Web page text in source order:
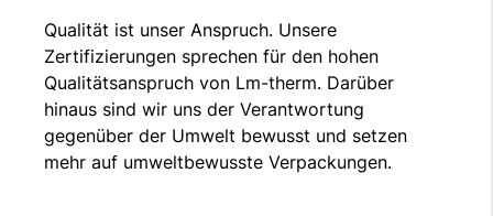
Qualität ist unser Anspruch. Unsere
Zertifizierungen sprechen für den hohen
Qualitätsanspruch von Lm-therm. Darüber
hinaus sind wir uns der Verantwortung
gegenüber der Umwelt bewusst und setzen
mehr auf umweltbewusste Verpackungen.